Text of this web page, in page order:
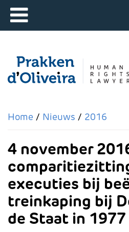
Home Nieuws 2016
4 november
executies bij
treinkaping bij
de Staat in 1977